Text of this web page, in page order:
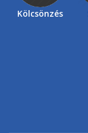
Kölcsönzés